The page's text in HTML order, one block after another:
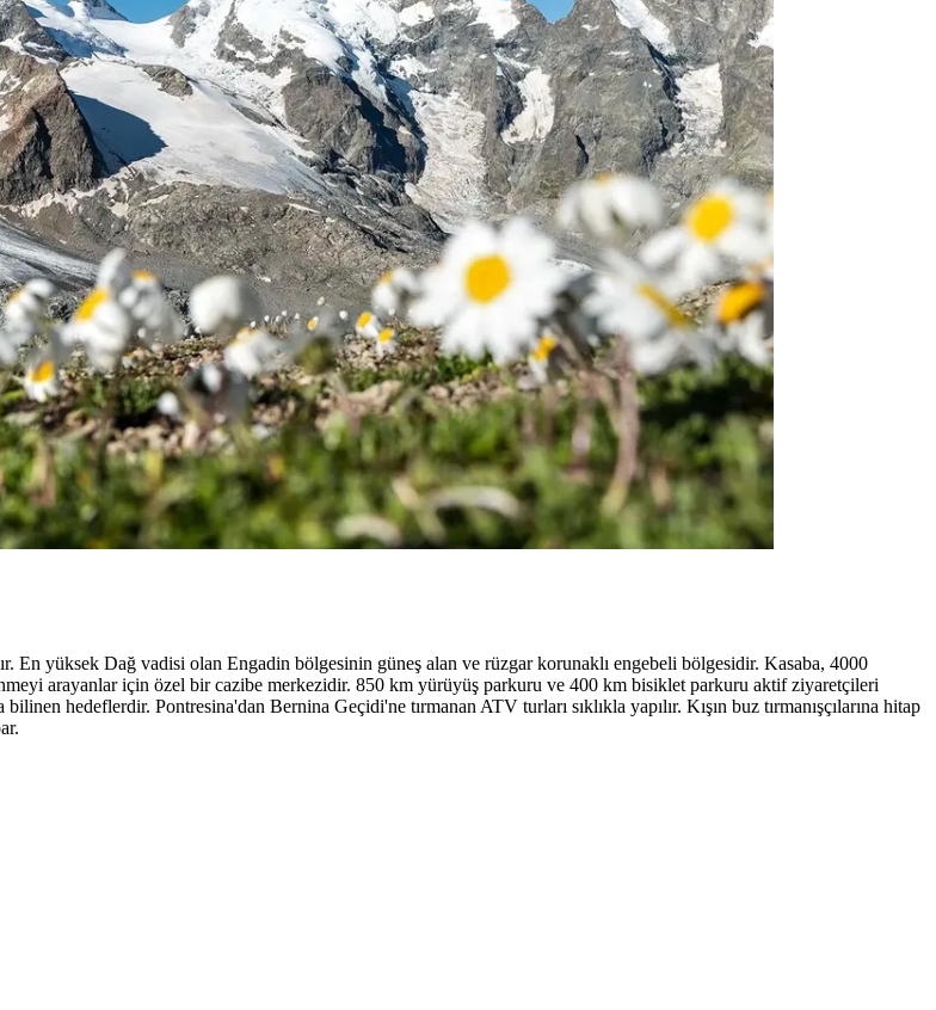
En yüksek Dağ vadisi olan Engadin bölgesinin güneş alan ve rüzgar korunaklı engebeli bölgesidir. Kasaba, 4000
arayanlar için özel bir cazibe merkezidir. 850 km yürüyüş parkuru ve 400 km bisiklet parkuru aktif ziyaretçileri
hedeflerdir. Pontresina'dan Bernina Geçidi'ne tırmanan ATV turları sıklıkla yapılır. Kışın buz tırmanışçılarına hitap